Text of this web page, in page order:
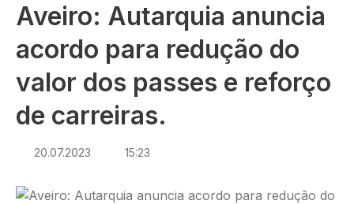
Aveiro: Autarquia anuncia
acordo para redução do
valor dos passes e reforço
de carreiras.
20.07.2023 15:23
Imagem